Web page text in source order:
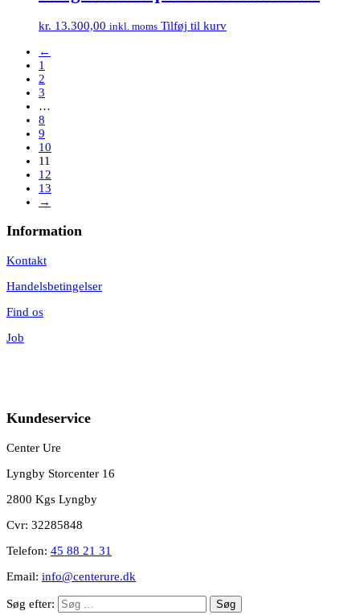
kr. 13.300,00 inkl. moms Tilføj til kurv
←
1
2
3
…
8
9
10
11
12
13
→
Information
Kontakt
Handelsbetingelser
Find os
Job
Kundeservice
Center Ure
Lyngby Storcenter 16
2800 Kgs Lyngby
Cvr: 32285848
Telefon: 45 88 21 31
Email: info@centerure.dk
Søg efter: